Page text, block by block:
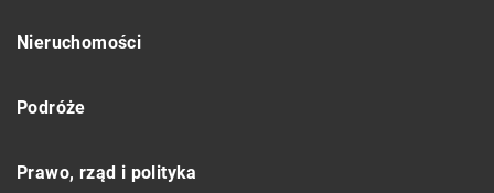
Nieruchomości
Podróże
Prawo, rząd i polityka